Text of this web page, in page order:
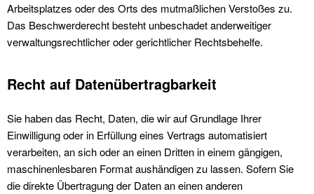
Arbeitsplatzes oder des Orts des mutmaßlichen Verstoßes zu.
Das Beschwerderecht besteht unbeschadet anderweitiger
verwaltungsrechtlicher oder gerichtlicher Rechtsbehelfe.
Recht auf Daten­übertrag­barkeit
Sie haben das Recht, Daten, die wir auf Grundlage Ihrer
Einwilligung oder in Erfüllung eines Vertrags automatisiert
verarbeiten, an sich oder an einen Dritten in einem gängigen,
maschinenlesbaren Format aushändigen zu lassen. Sofern Sie
die direkte Übertragung der Daten an einen anderen